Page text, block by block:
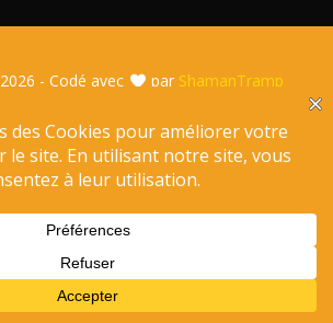
2026 - Codé avec par ShamanTramp